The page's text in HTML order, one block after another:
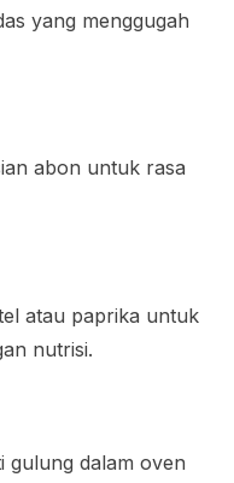
yang menggugah
abon untuk rasa
atau paprika untuk
nutrisi.
gulung dalam oven